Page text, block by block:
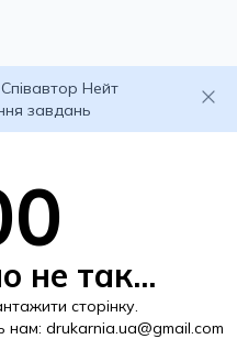
Співавтор Нейт
завдань
не так...
сторінку.
нам: drukarnia.ua@gmail.com